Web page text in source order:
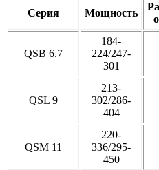
Серия Мощность
QSB 6.7
184-
224/247-
301
QSL 9
213-
302/286-
404
QSM 11
220-
336/295-
450